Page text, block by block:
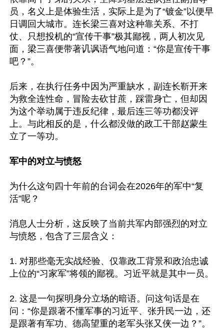
员，名义上是体验生活，实际上是为了“镀金”以便早
日调回大城市。连长梁三喜对这种靠关系、不打
仗、只想投机的“宣传干事”极其鄙视，两人初次见
面，梁三喜便带著讥讽语气地问道：“你是宣传干事
吧？”。
后来，在执行任务中因为严重缺水，副连长靳开来
为救全连性命，冒险去砍甘蔗，踩雷身亡，但却因
为这个举动属于违反纪律，最后连三等功都没评
上。与此相反的是，什么都没做的政工干部赵蒙生
立了一等功。
军中的对立与愤怒
为什么这句四十年前的台词会在2026年的军中“复
活”呢？
消息人士分析，这反映了当前共军内部强烈的对立
与愤怒，包含了三层含义：
1. 对那些毫无实战经验、仅靠政工背景和政治忠诚
上位的“习家军”将领的鄙视。习近平就是其中一员。
2. 这是一句探明身分立场的暗语。问这句话是在
问：“你是跟著不懂军事的习近平、张升民一边，还
是跟著有军功、德高望重的老军头张又侠一边？”。